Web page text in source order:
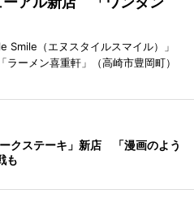
Smile（エヌスタイルスマイル）」
ラーメン喜重軒」（高崎市豊岡町）
クステーキ」新店 「漫画のよう
も